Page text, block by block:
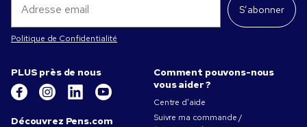
S’abonner
Politique de Confidentialité
PLUS près de nous
Découvrez Pens.com
Comment pouvons-nous
vous aider ?
Centre d’aide
Suivre ma commande /